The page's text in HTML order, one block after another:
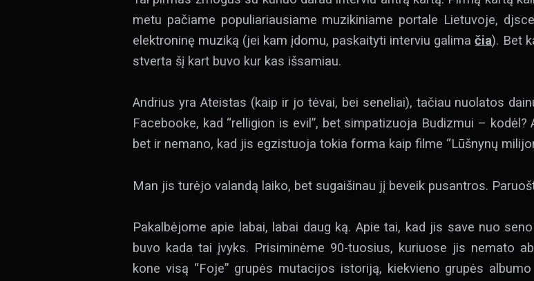
metu pačiame populiariausiame muzikiniame portale Lietuvoje,
elektroninę muziką (jei kam įdomu, paskaityti interviu galimačia). Bet
stverta šį kart buvo kur kas išsamiau.
Andrius yra Ateistas (kaip ir jo tėvai, bei seneliai), tačiau nuolatos
Facebooke, kad “relligion is evil”, bet simpatizuoja Budizmui –
bet ir nemano, kad jis egzistuoja tokia forma kaip filme “Lūšnynų
Man jis turėjo valandą laiko, bet sugaišinau jį beveik pusantros.
Pakalbėjome apie labai, labai daug ką. Apie tai, kad jis save nuo
buvo kada tai įvyks. Prisiminėme 90-tuosius, kuriuose jis nemato
kone visą “Foje” grupės mutacijos istoriją, kiekvieno grupės